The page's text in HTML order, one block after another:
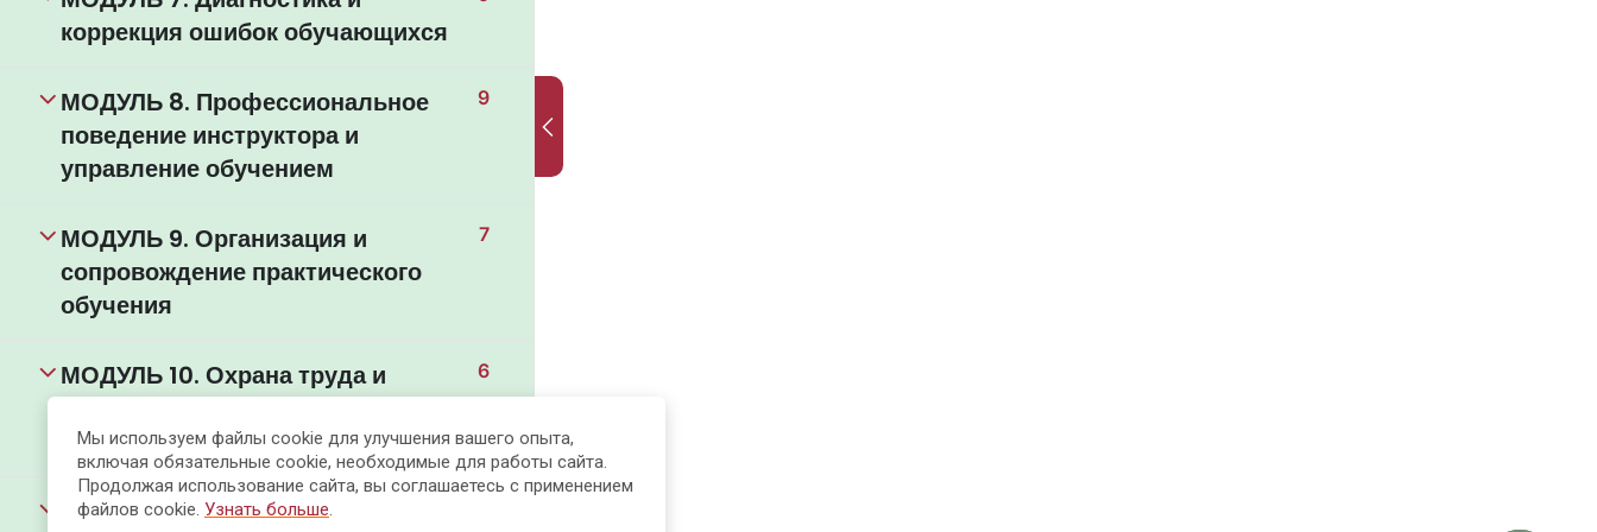
коррекция ошибок обучающихся
МОДУЛЬ 8. Профессиональное
поведение инструктора и
управление обучением
9
МОДУЛЬ 9. Организация и
сопровождение практического
обучения
7
МОДУЛЬ 10. Охрана труда и
обучении
6
МОДУЛЬ 11. Оценка и контроль
Мы используем файлы cookie для улучшения вашего опыта,
включая обязательные cookie, необходимые для работы сайта.
Продолжая использование сайта, вы соглашаетесь с применением
файлов cookie. Узнать больше.